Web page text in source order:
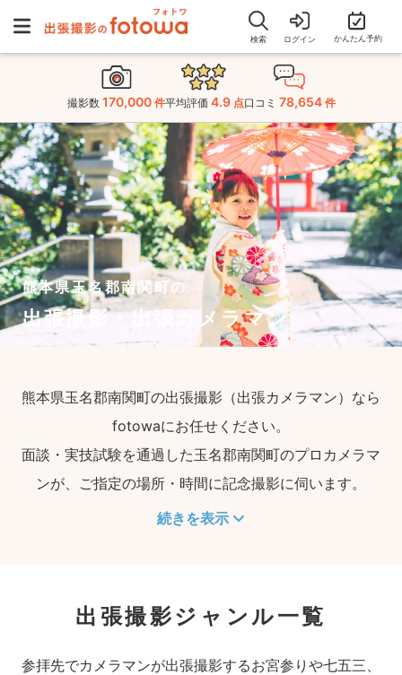
検索 ログイン かんたん予約
撮影数 170,000 件平均評価 4.9 点口コミ 78,654 件
熊本県玉名郡南関町の
出張撮影・出張カメラマン
熊本県玉名郡南関町の出張撮影（出張カメラマン）なら
fotowaにお任せください。
面談・実技試験を通過した玉名郡南関町のプロカメラマ
ンが、ご指定の場所・時間に記念撮影に伺います。
続きを表示
出張撮影ジャンル一覧
参拝先でカメラマンが出張撮影するお宮参りや七五三、